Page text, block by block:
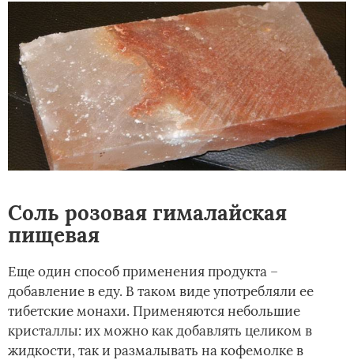
Соль розовая гималайская
пищевая
Еще один способ применения продукта –
добавление в еду. В таком виде употребляли ее
тибетские монахи. Применяются небольшие
кристаллы: их можно как добавлять целиком в
жидкости, так и размалывать на кофемолке в